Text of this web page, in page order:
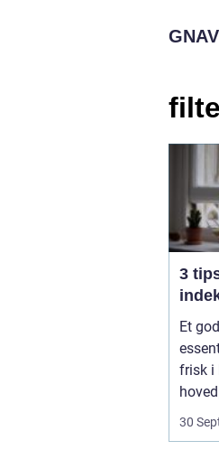
3
Et
frisk i
30